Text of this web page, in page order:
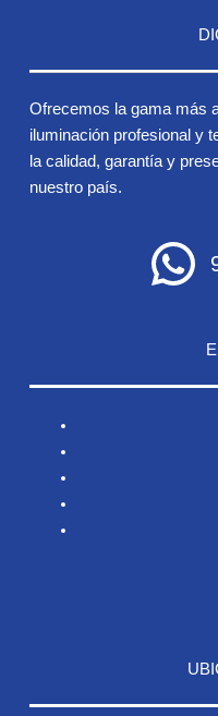
Ofrecemos la gama más
iluminación profesional y
la calidad, garantía y
nuestro país.